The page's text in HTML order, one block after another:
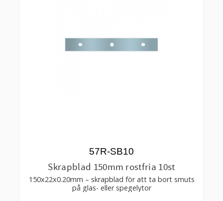
Skrapblad 150mm rostfria 10st
150x22x0.20mm – skrapblad för att ta bort smuts
på glas- eller spegelytor
57R-SB10